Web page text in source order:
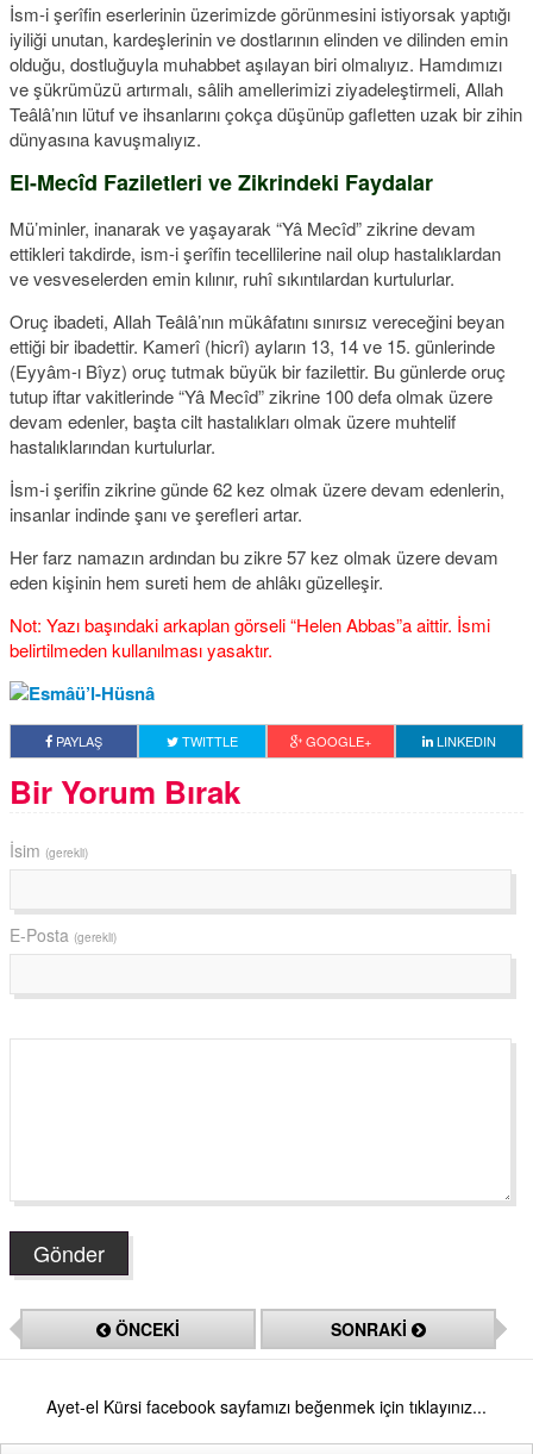
İsm-i şerîfin eserlerinin üzerimizde görünmesini istiyorsak yaptığı
iyiliği unutan, kardeşlerinin ve dostlarının elinden ve dilinden emin
olduğu, dostluğuyla muhabbet aşılayan biri olmalıyız. Hamdımızı
ve şükrümüzü artırmalı, sâlih amellerimizi ziyadeleştirmeli, Allah
Teâlâ’nın lütuf ve ihsanlarını çokça düşünüp gafletten uzak bir zihin
dünyasına kavuşmalıyız.
El-Mecîd Faziletleri ve Zikrindeki Faydalar
Mü’minler, inanarak ve yaşayarak “Yâ Mecîd” zikrine devam
ettikleri takdirde, ism-i şerîfin tecellilerine nail olup hastalıklardan
ve vesveselerden emin kılınır, ruhî sıkıntılardan kurtulurlar.
Oruç ibadeti, Allah Teâlâ’nın mükâfatını sınırsız vereceğini beyan
ettiği bir ibadettir. Kamerî (hicrî) ayların 13, 14 ve 15. günlerinde
(Eyyâm-ı Bîyz) oruç tutmak büyük bir fazilettir. Bu günlerde oruç
tutup iftar vakitlerinde “Yâ Mecîd” zikrine 100 defa olmak üzere
devam edenler, başta cilt hastalıkları olmak üzere muhtelif
hastalıklarından kurtulurlar.
İsm-i şerifin zikrine günde 62 kez olmak üzere devam edenlerin,
insanlar indinde şanı ve şerefleri artar.
Her farz namazın ardından bu zikre 57 kez olmak üzere devam
eden kişinin hem sureti hem de ahlâkı güzelleşir.
Not: Yazı başındaki arkaplan görseli “Helen Abbas”a aittir. İsmi
belirtilmeden kullanılması yasaktır.
PAYLAŞ TWITTLE GOOGLE+ LINKEDIN
Bir Yorum Bırak
İsim (gerekli)
E-Posta (gerekli)
ÖNCEKİ SONRAKİ
Ayet-el Kürsi facebook sayfamızı beğenmek için tıklayınız...